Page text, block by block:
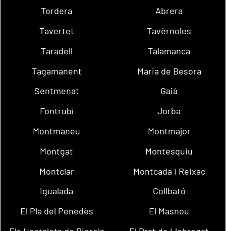
Tordera
Abrera
Tavertet
Tavèrnoles
Taradell
Talamanca
Tagamanent
Maria de Besora
Sentmenat
Gaià
Fontrubí
Jorba
Montmaneu
Montmajor
Montgat
Montesquiu
Montclar
Montcada i Reixac
Igualada
Collbató
El Pla del Penedès
El Masnou